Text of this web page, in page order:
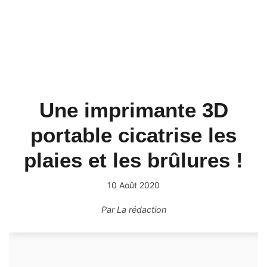
Une imprimante 3D
portable cicatrise les
plaies et les brûlures !
10 Août 2020
ParLa rédaction